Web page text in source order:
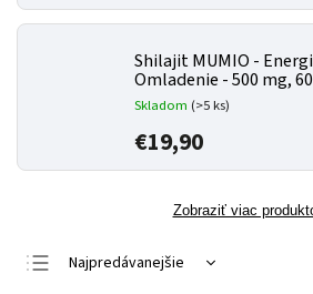
Shilajit MUMIO -
Omladenie - 500 mg,
Skladom (>5 ks)
€19,90
Zobraziť viac
Najpredávanejšie